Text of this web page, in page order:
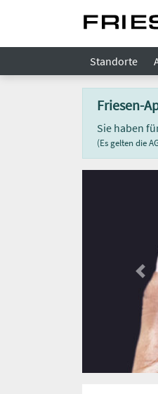
Standorte
Friesen-
Sie haben
(Es gelten die